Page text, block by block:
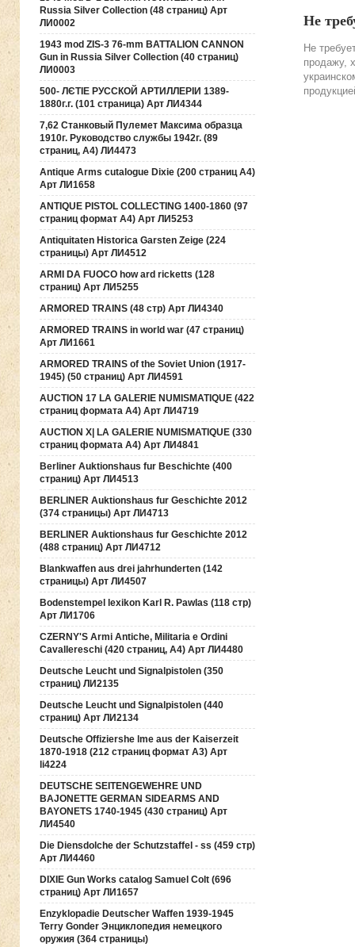
Russia Silver Collection (48 страниц) Арт
ЛИ0002
1943 mod ZIS-3 76-mm BATTALION CANNON
Gun in Russia Silver Collection (40 страниц)
ЛИ0003
500- ЛЄТІЕ РУССКОЙ АРТИЛЛЕРІИ 1389-
1880г.г. (101 страница) Арт ЛИ4344
7,62 Станковый Пулемет Максима образца
1910г. Руководство службы 1942г. (89
страниц, А4) ЛИ4473
Antique Arms cutalogue Dixie (200 страниц А4)
Арт ЛИ1658
ANTIQUE PISTOL COLLECTING 1400-1860 (97
страниц формат А4) Арт ЛИ5253
Antiquitaten Historica Garsten Zeige (224
страницы) Арт ЛИ4512
ARMI DA FUOCO how ard ricketts (128
страниц) Арт ЛИ5255
ARMORED TRAINS (48 стр) Арт ЛИ4340
ARMORED TRAINS in world war (47 страниц)
Арт ЛИ1661
ARMORED TRAINS of the Soviet Union (1917-
1945) (50 страниц) Арт ЛИ4591
AUCTION 17 LA GALERIE NUMISMATIQUE (422
страниц формата А4) Арт ЛИ4719
AUCTION Х| LA GALERIE NUMISMATIQUE (330
страниц формата А4) Арт ЛИ4841
Berliner Auktionshaus fur Beschichte (400
страниц) Арт ЛИ4513
BERLINER Auktionshaus fur Geschichte 2012
(374 страницы) Арт ЛИ4713
BERLINER Auktionshaus fur Geschichte 2012
(488 страниц) Арт ЛИ4712
Blankwaffen aus drei jahrhunderten (142
страницы) Арт ЛИ4507
Bodenstempel lexikon Karl R. Pawlas (118 cтр)
Арт ЛИ1706
CZERNY'S Armi Antiche, Militaria e Ordini
Cavallereschi (420 страниц, А4) Арт ЛИ4480
Deutsche Leucht und Signalpistolen (350
страниц) ЛИ2135
Deutsche Leucht und Signalpistolen (440
страниц) Арт ЛИ2134
Deutsche Offiziershe lme aus der Kaiserzeit
1870-1918 (212 страниц формат А3) Арт
li4224
DEUTSCHE SEITENGEWEHRE UND
BAJONETTE GERMAN SIDEARMS AND
BAYONETS 1740-1945 (430 страниц) Арт
ЛИ4540
Die Diensdolche der Schutzstaffel - ss (459 стр)
Арт ЛИ4460
DIXIE Gun Works catalog Samuel Colt (696
страниц) Арт ЛИ1657
Enzyklopadie Deutscher Waffen 1939-1945
Terry Gonder Энциклопедия немецкого
оружия (364 страницы)
Не
Не
продажу,